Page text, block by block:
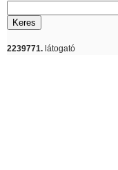
2239771. látogató